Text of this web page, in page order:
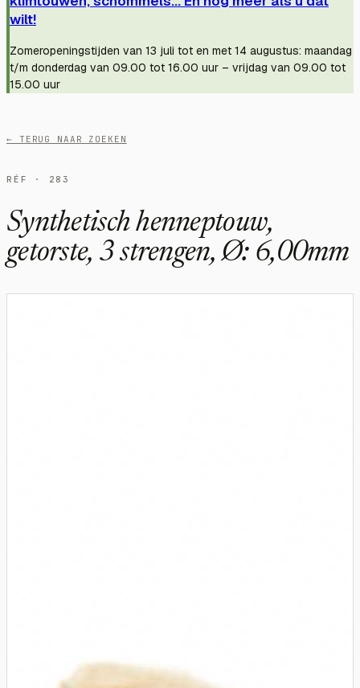
wilt!
Zomeropeningstijden van 13 juli tot en met 14 augustus: maandag
t/m donderdag van 09.00 tot 16.00 uur – vrijdag van 09.00 tot
15.00 uur
← TERUG NAAR ZOEKEN
RÉF · 283
Synthetisch henneptouw,
getorste, 3 strengen, Ø: 6,00mm